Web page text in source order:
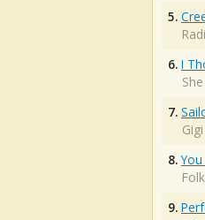
5.
6. I
7.
8.
9.